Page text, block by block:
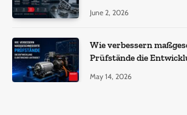
June 2, 2026
Wie verbessern
Prüfstände die
May 14, 2026